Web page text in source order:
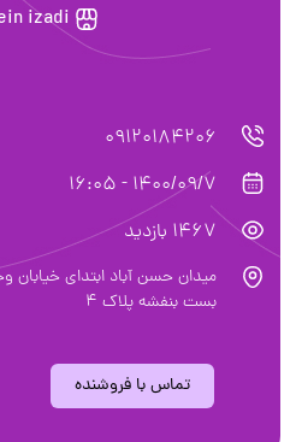
izadi
09120184206
1400/09/7 - 16:05
1467 بازدید
میدان حسن آباد ابتدای
بست بنفشه پلاک ۴
تماس با فروشنده